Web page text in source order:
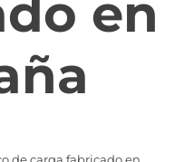
en
de carga fabricado en